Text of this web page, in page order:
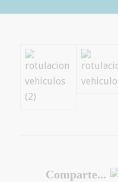
Comparte...